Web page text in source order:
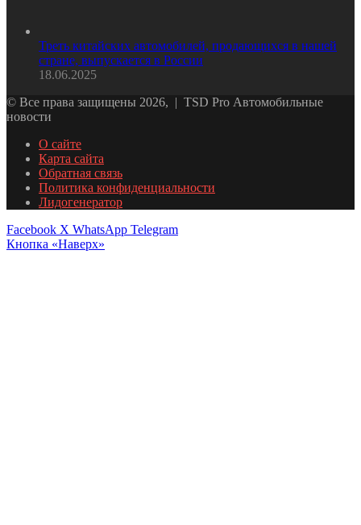
Треть китайских автомобилей, продающихся в нашей
стране, выпускается в России
18.06.2025
© Все права защищены 2026, | TSD Pro Автомобильные
новости
О сайте
Карта сайта
Обратная связь
Политика конфиденциальности
Лидогенератор
Facebook X WhatsApp Telegram
Кнопка «Наверх»